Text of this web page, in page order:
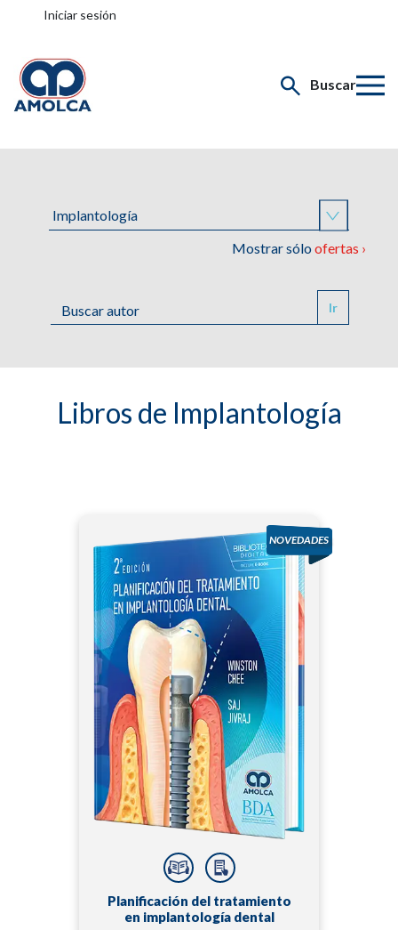
Iniciar sesión
Buscar
Mostrar sóloofertas ›
Ir
Libros de Implantología
Planificación del tratamiento
en implantología dental